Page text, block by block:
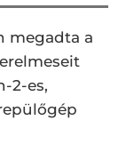
megadta a
2-es,